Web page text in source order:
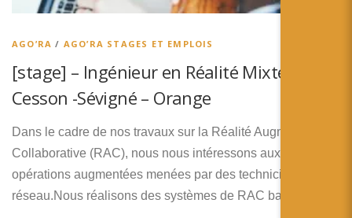
Español
AGO’RA / AGO’RA STAGES ET EMPLOIS
[stage] – Ingénieur en Réalité Mixte
Cesson -Sévigné – Orange
Dans le cadre de nos travaux sur la Réalité Augmentée
Collaborative (RAC), nous nous intéressons aux
opérations augmentées menées par des techniciens
réseau.Nous réalisons des systèmes de RAC basés sur …